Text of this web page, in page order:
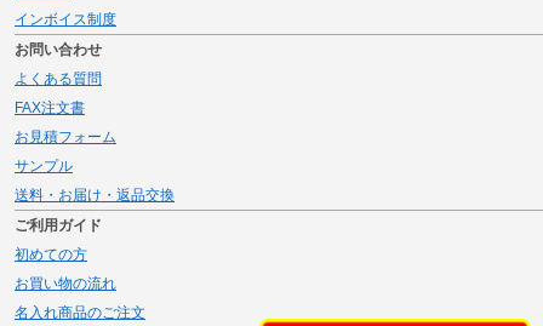
インボイス制度
お問い合わせ
よくある質問
FAX注文書
お見積フォーム
サンプル
送料・お届け・返品交換
ご利用ガイド
初めての方
お買い物の流れ
名入れ商品のご注文